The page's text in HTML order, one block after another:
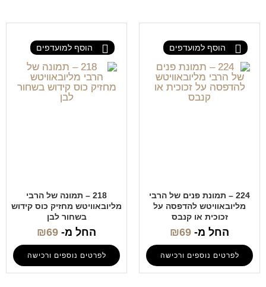
הוסף למועדפים
224 – תמונת פנים של הרבי
מליובאוויטש להדפסה על
זכוכית או קנבס
החל מ- ₪69
לפרטים נוספים ורכישה
הוסף למועדפים
218 – תמונה של הרבי
מליובאוויטש מחזיק כוס קידוש
בשחור לבן
החל מ- ₪69
לפרטים נוספים ורכישה